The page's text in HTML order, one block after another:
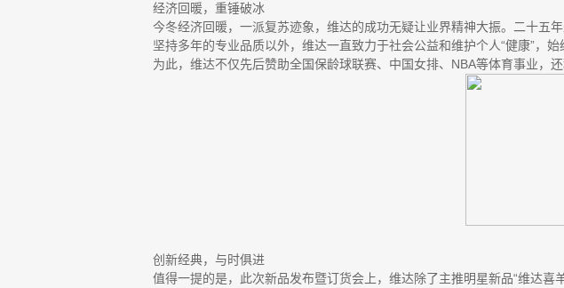
经济回暖，重锤破冰
今冬经济回暖，一派复苏迹象，维达的成功无疑让业界精神大振。二十五
坚持多年的专业品质以外，维达一直致力于社会公益和维护个人“健康”，
为此，维达不仅先后赞助全国保龄球联赛、中国女排、NBA等体育事业，
创新经典，与时俱进
值得一提的是，此次新品发布暨订货会上，维达除了主推明星新品“维达